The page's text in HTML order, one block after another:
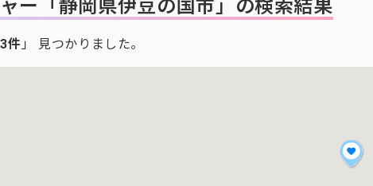
ー 「静岡県伊豆の国市」の検索結果
件 」 見つかりました。